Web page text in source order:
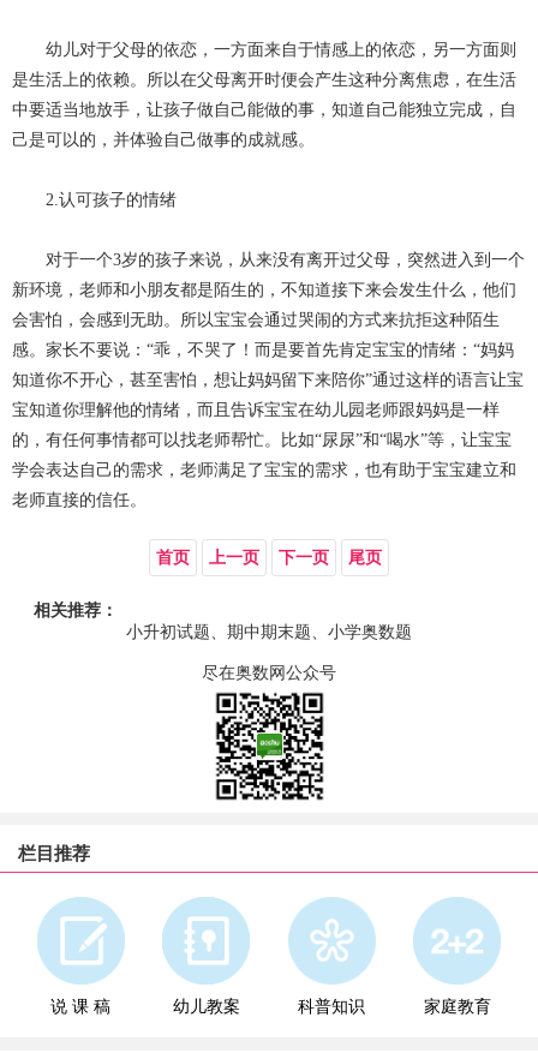
幼儿对于父母的依恋，一方面来自于情感上的依恋，另一方面则
是生活上的依赖。所以在父母离开时便会产生这种分离焦虑，在生活
中要适当地放手，让孩子做自己能做的事，知道自己能独立完成，自
己是可以的，并体验自己做事的成就感。
2.认可孩子的情绪
对于一个3岁的孩子来说，从来没有离开过父母，突然进入到一个
新环境，老师和小朋友都是陌生的，不知道接下来会发生什么，他们
会害怕，会感到无助。所以宝宝会通过哭闹的方式来抗拒这种陌生
感。家长不要说：“乖，不哭了！而是要首先肯定宝宝的情绪：“妈妈
知道你不开心，甚至害怕，想让妈妈留下来陪你”通过这样的语言让宝
宝知道你理解他的情绪，而且告诉宝宝在幼儿园老师跟妈妈是一样
的，有任何事情都可以找老师帮忙。比如“尿尿”和“喝水”等，让宝宝
学会表达自己的需求，老师满足了宝宝的需求，也有助于宝宝建立和
老师直接的信任。
首页 上一页 下一页 尾页
相关推荐：
小升初试题、期中期末题、小学奥数题
尽在奥数网公众号
栏目推荐
说 课 稿 幼儿教案 科普知识 家庭教育